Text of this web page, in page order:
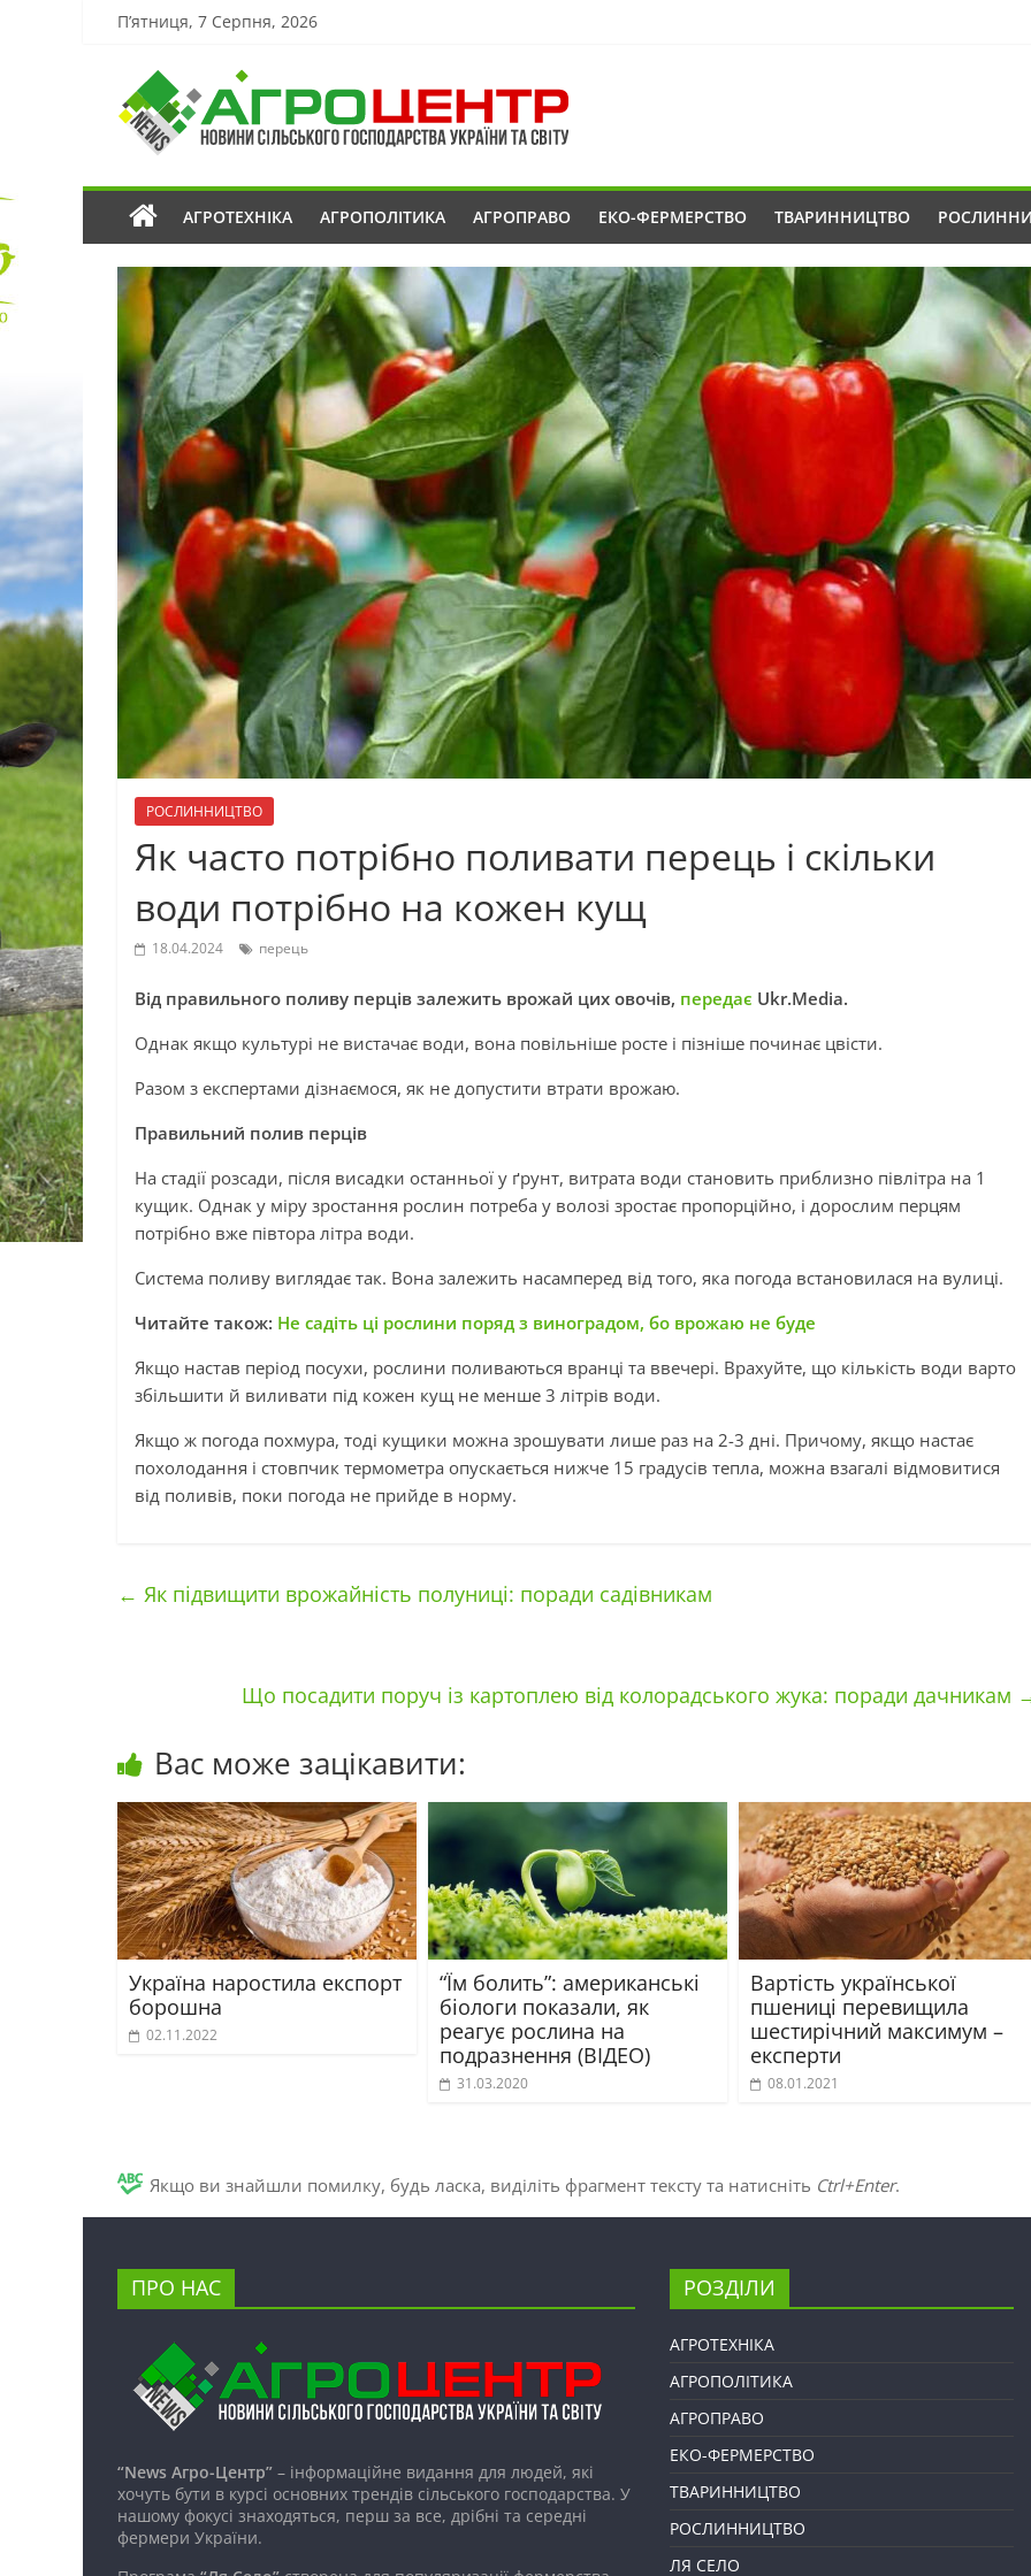
П’ятниця, 7 Серпня, 2026
АГРОТЕХНІКА АГРОПОЛІТИКА АГРОПРАВО ЕКО-ФЕРМЕРСТВО ТВАРИННИЦТВО
РОСЛИННИЦТВО
Як часто потрібно поливати перець і скільки
води потрібно на кожен кущ
18.04.2024 перець
Від правильного поливу перців залежить врожай цих овочів, передає Ukr.Media.
Однак якщо культурі не вистачає води, вона повільніше росте і пізніше починає цвісти.
Разом з експертами дізнаємося, як не допустити втрати врожаю.
Правильний полив перців
На стадії розсади, після висадки останньої у ґрунт, витрата води становить приблизно півлітра на 1
кущик. Однак у міру зростання рослин потреба у волозі зростає пропорційно, і дорослим перцям
потрібно вже півтора літра води.
Система поливу виглядає так. Вона залежить насамперед від того, яка погода встановилася на вулиці.
Читайте також: Не садіть ці рослини поряд з виноградом, бо врожаю не буде
Якщо настав період посухи, рослини поливаються вранці та ввечері. Врахуйте, що кількість води варто
збільшити й виливати під кожен кущ не менше 3 літрів води.
Якщо ж погода похмура, тоді кущики можна зрошувати лише раз на 2-3 дні. Причому, якщо настає
похолодання і стовпчик термометра опускається нижче 15 градусів тепла, можна взагалі відмовитися
від поливів, поки погода не прийде в норму.
← Як підвищити врожайність полуниці: поради садівникам
Що посадити поруч із картоплею від колорадського жука: поради дачникам
Вас може зацікавити:
Україна наростила експорт
борошна
02.11.2022
“Їм болить”: американські
біологи показали, як
реагує рослина на
подразнення (ВІДЕО)
31.03.2020
Вартість української
пшениці перевищила
шестирічний максимум –
експерти
08.01.2021
Якщо ви знайшли помилку, будь ласка, виділіть фрагмент тексту та натисніть Ctrl+Enter.
ПРО НАС
“News Агро-Центр” – інформаційне видання для людей, які
хочуть бути в курсі основних трендів сільського господарства. У
нашому фокусі знаходяться, перш за все, дрібні та середні
фермери України.
РОЗДІЛИ
АГРОТЕХНІКА
АГРОПОЛІТИКА
АГРОПРАВО
ЕКО-ФЕРМЕРСТВО
ТВАРИННИЦТВО
РОСЛИННИЦТВО
ЛЯ СЕЛО